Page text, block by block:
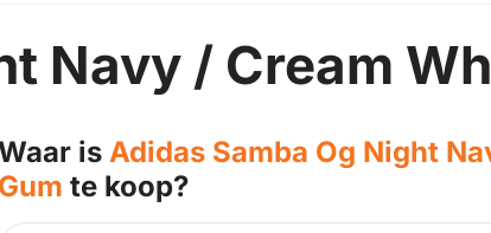
Navy / Cream
is Adidas Samba Og Night
Gum te koop?